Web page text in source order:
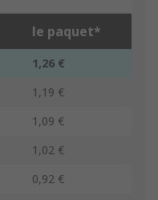
le paquet*
1,26 €
1,19 €
1,09 €
1,02 €
0,92 €